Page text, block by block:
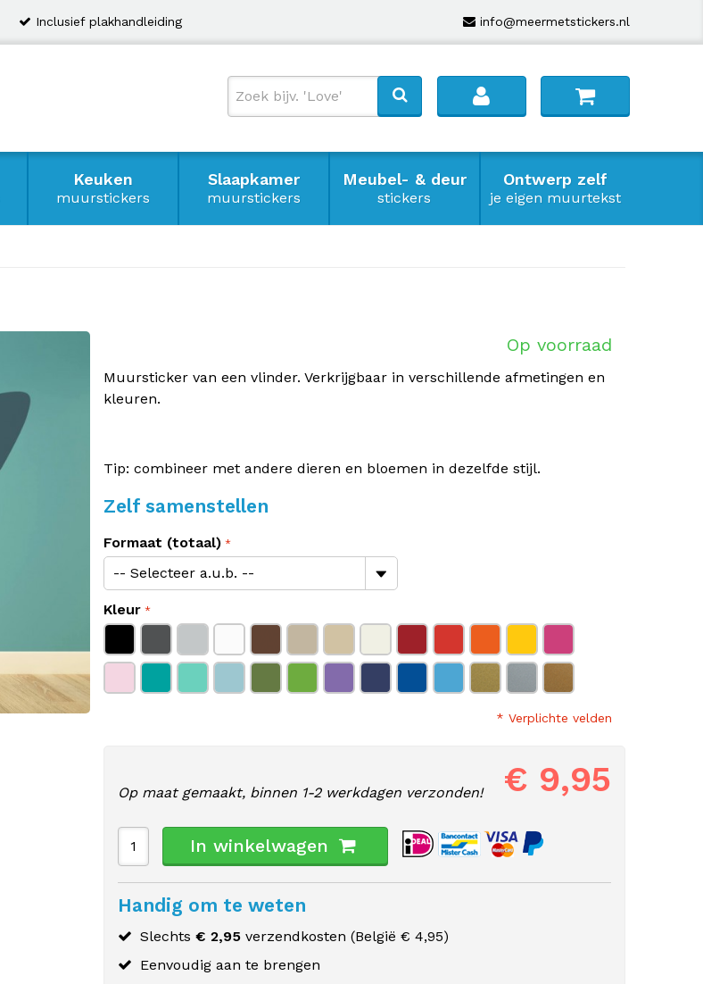
info@meermetstickers.nl
Inclusief plakhandleiding
Keuken
muurstickers
Slaapkamer
muurstickers
Meubel- & deur
stickers
Ontwerp zelf
je eigen muurtekst
Op voorraad
Muursticker van een vlinder. Verkrijgbaar in verschillende afmetingen en
kleuren.
Tip: combineer met andere dieren en bloemen in dezelfde stijl.
Zelf samenstellen
Formaat (totaal)
Kleur
* Verplichte velden
€ 9,95
Op maat gemaakt, binnen 1-2 werkdagen verzonden!
In winkelwagen
Handig om te weten
Slechts € 2,95 verzendkosten (België € 4,95)
Eenvoudig aan te brengen